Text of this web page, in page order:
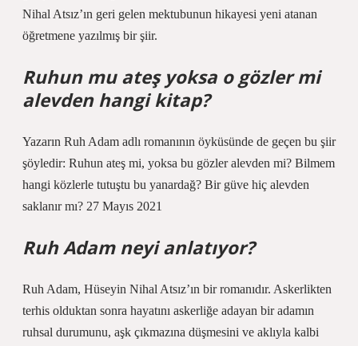
Nihal Atsız’ın geri gelen mektubunun hikayesi yeni atanan
öğretmene yazılmış bir şiir.
Ruhun mu ateş yoksa o gözler mi
alevden hangi kitap?
Yazarın Ruh Adam adlı romanının öyküsünde de geçen bu şiir
şöyledir: Ruhun ateş mi, yoksa bu gözler alevden mi? Bilmem
hangi közlerle tutuştu bu yanardağ? Bir güve hiç alevden
saklanır mı? 27 Mayıs 2021
Ruh Adam neyi anlatıyor?
Ruh Adam, Hüseyin Nihal Atsız’ın bir romanıdır. Askerlikten
terhis olduktan sonra hayatını askerliğe adayan bir adamın
ruhsal durumunu, aşk çıkmazına düşmesini ve aklıyla kalbi